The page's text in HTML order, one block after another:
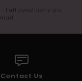
Full conditions are
Contact Us